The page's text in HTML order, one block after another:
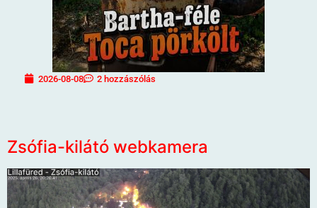
2026-08-08 2 hozzászólás
Zsófia-kilátó webkamera